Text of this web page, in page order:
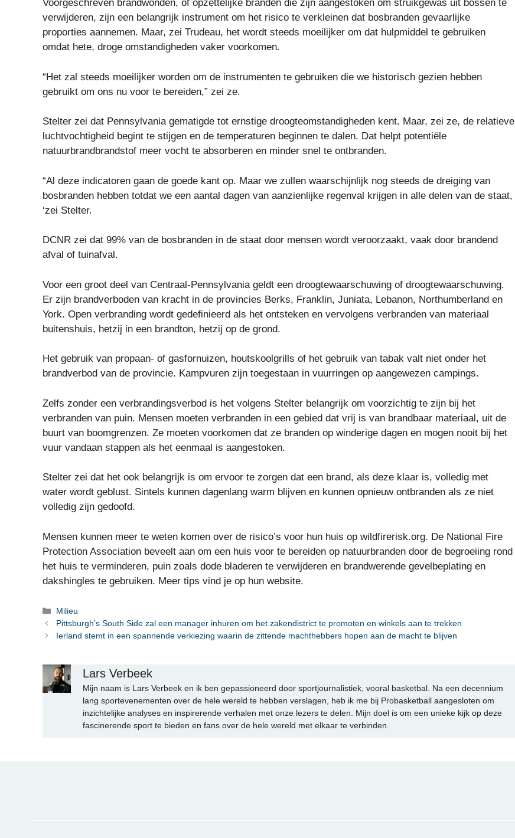
Voorgeschreven brandwonden, of opzettelijke branden die zijn aangestoken om struikgewas uit bossen te
verwijderen, zijn een belangrijk instrument om het risico te verkleinen dat bosbranden gevaarlijke
proporties aannemen. Maar, zei Trudeau, het wordt steeds moeilijker om dat hulpmiddel te gebruiken
omdat hete, droge omstandigheden vaker voorkomen.
“Het zal steeds moeilijker worden om de instrumenten te gebruiken die we historisch gezien hebben
gebruikt om ons nu voor te bereiden,” zei ze.
Stelter zei dat Pennsylvania gematigde tot ernstige droogteomstandigheden kent. Maar, zei ze, de relatieve
luchtvochtigheid begint te stijgen en de temperaturen beginnen te dalen. Dat helpt potentiële
natuurbrandbrandstof meer vocht te absorberen en minder snel te ontbranden.
“Al deze indicatoren gaan de goede kant op. Maar we zullen waarschijnlijk nog steeds de dreiging van
bosbranden hebben totdat we een aantal dagen van aanzienlijke regenval krijgen in alle delen van de staat,
‘zei Stelter.
DCNR zei dat 99% van de bosbranden in de staat door mensen wordt veroorzaakt, vaak door brandend
afval of tuinafval.
Voor een groot deel van Centraal-Pennsylvania geldt een droogtewaarschuwing of droogtewaarschuwing.
Er zijn brandverboden van kracht in de provincies Berks, Franklin, Juniata, Lebanon, Northumberland en
York. Open verbranding wordt gedefinieerd als het ontsteken en vervolgens verbranden van materiaal
buitenshuis, hetzij in een brandton, hetzij op de grond.
Het gebruik van propaan- of gasfornuizen, houtskoolgrills of het gebruik van tabak valt niet onder het
brandverbod van de provincie. Kampvuren zijn toegestaan ​​in vuurringen op aangewezen campings.
Zelfs zonder een verbrandingsverbod is het volgens Stelter belangrijk om voorzichtig te zijn bij het
verbranden van puin. Mensen moeten verbranden in een gebied dat vrij is van brandbaar materiaal, uit de
buurt van boomgrenzen. Ze moeten voorkomen dat ze branden op winderige dagen en mogen nooit bij het
vuur vandaan stappen als het eenmaal is aangestoken.
Stelter zei dat het ook belangrijk is om ervoor te zorgen dat een brand, als deze klaar is, volledig met
water wordt geblust. Sintels kunnen dagenlang warm blijven en kunnen opnieuw ontbranden als ze niet
volledig zijn gedoofd.
Mensen kunnen meer te weten komen over de risico’s voor hun huis op wildfirerisk.org. De National Fire
Protection Association beveelt aan om een ​​huis voor te bereiden op natuurbranden door de begroeiing rond
het huis te verminderen, puin zoals dode bladeren te verwijderen en brandwerende gevelbeplating en
dakshingles te gebruiken. Meer tips vind je op hun website.
Categorieën
Milieu
Pittsburgh’s South Side zal een manager inhuren om het zakendistrict te promoten en winkels aan te trekken
Ierland stemt in een spannende verkiezing waarin de zittende machthebbers hopen aan de macht te blijven
Lars Verbeek
Mijn naam is Lars Verbeek en ik ben gepassioneerd door sportjournalistiek, vooral basketbal. Na een decennium
lang sportevenementen over de hele wereld te hebben verslagen, heb ik me bij Probasketball aangesloten om
inzichtelijke analyses en inspirerende verhalen met onze lezers te delen. Mijn doel is om een unieke kijk op deze
fascinerende sport te bieden en fans over de hele wereld met elkaar te verbinden.